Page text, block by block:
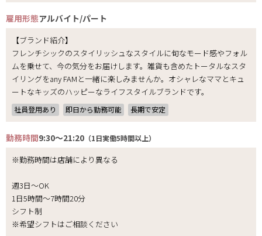
雇用形態アルバイト/パート
【ブランド紹介】
フレンチシックのスタイリッシュなスタイルに旬なモード感やフォル
ムを乗せて、今の気分をお届けします。雑貨も含めたトータルなスタ
イリングをany FAMと一緒に楽しみませんか。オシャレなママとキュ
ートなキッズのハッピーなライフスタイルブランドです。
社員登用あり 即日から勤務可能 長期で安定
勤務時間9:30～21:20 （1日実働5時間以上）
※勤務時間は店舗により異なる
週3日～OK
1日5時間～7時間20分
シフト制
※希望シフトはご相談ください